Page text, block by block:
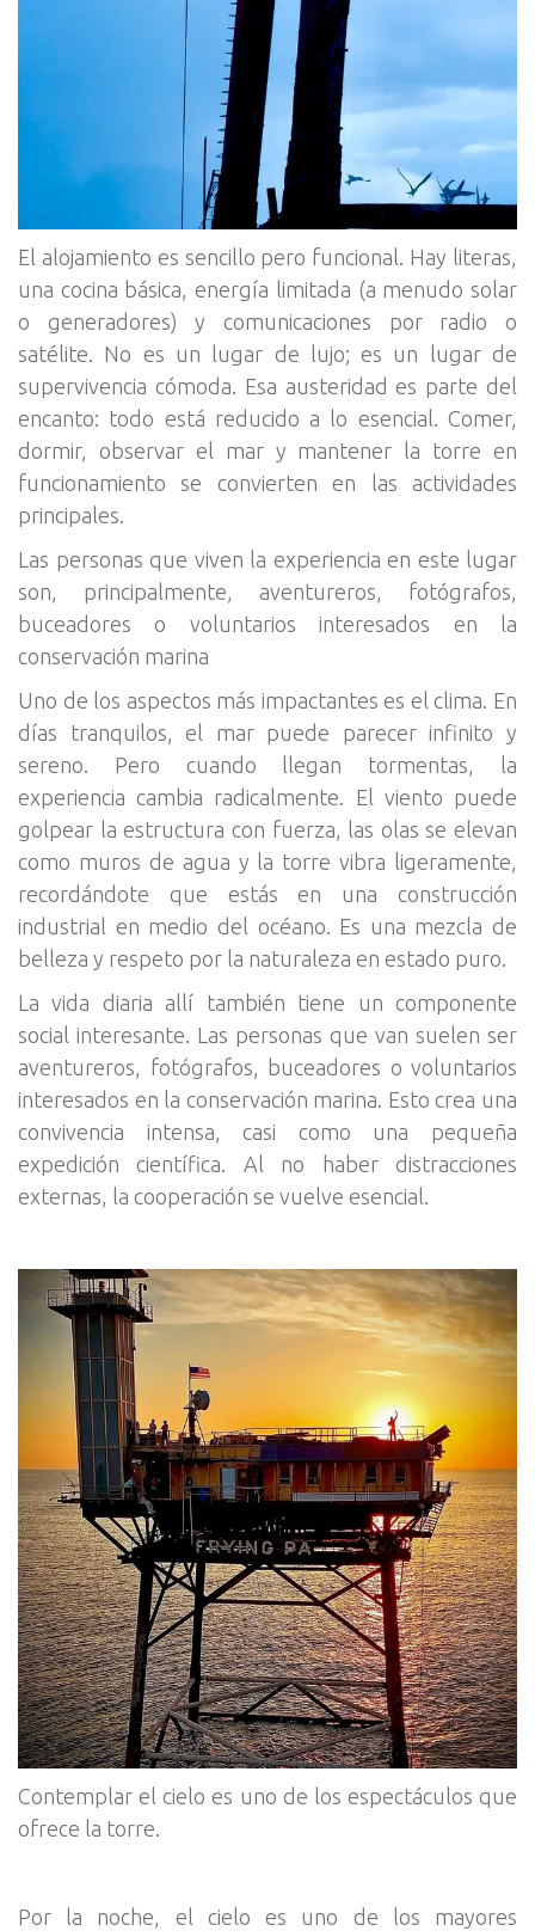
El alojamiento es sencillo pero funcional. Hay literas,
una cocina básica, energía limitada (a menudo solar
o generadores) y comunicaciones por radio o
satélite. No es un lugar de lujo; es un lugar de
supervivencia cómoda. Esa austeridad es parte del
encanto: todo está reducido a lo esencial. Comer,
dormir, observar el mar y mantener la torre en
funcionamiento se convierten en las actividades
principales.
Las personas que viven la experiencia en este lugar
son, principalmente, aventureros, fotógrafos,
buceadores o voluntarios interesados en la
conservación marina
Uno de los aspectos más impactantes es el clima. En
días tranquilos, el mar puede parecer infinito y
sereno. Pero cuando llegan tormentas, la
experiencia cambia radicalmente. El viento puede
golpear la estructura con fuerza, las olas se elevan
como muros de agua y la torre vibra ligeramente,
recordándote que estás en una construcción
industrial en medio del océano. Es una mezcla de
belleza y respeto por la naturaleza en estado puro.
La vida diaria allí también tiene un componente
social interesante. Las personas que van suelen ser
aventureros, fotógrafos, buceadores o voluntarios
interesados en la conservación marina. Esto crea una
convivencia intensa, casi como una pequeña
expedición científica. Al no haber distracciones
externas, la cooperación se vuelve esencial.
Contemplar el cielo es uno de los espectáculos que
ofrece la torre.
Por la noche, el cielo es uno de los mayores